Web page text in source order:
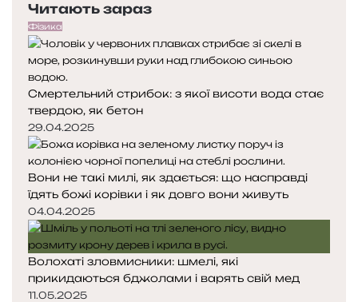
о
г
і
ї
р
е
д
н
я
с
т
о
р
і
н
к
а
т
у
п
н
а
с
т
о
р
і
н
к
а
Читають зараз
Фізика
Смертельний стрибок: з якої висоти вода стає
твердою, як бетон
29.04.2025
Вони не такі милі, як здається: що насправді
їдять божі корівки і як довго вони живуть
04.04.2025
Волохаті зловмисники: шмелі, які
прикидаються бджолами і варять свій мед
11.05.2025